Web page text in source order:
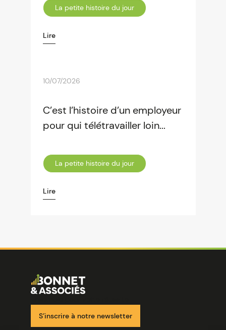
La petite histoire du jour
Lire
10/07/2026
C’est l’histoire d’un employeur
pour qui télétravailler loin...
La petite histoire du jour
Lire
Image
S’inscrire à notre newsletter